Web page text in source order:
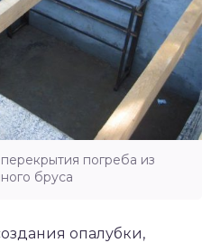
погреба из
бруса
опалубки,